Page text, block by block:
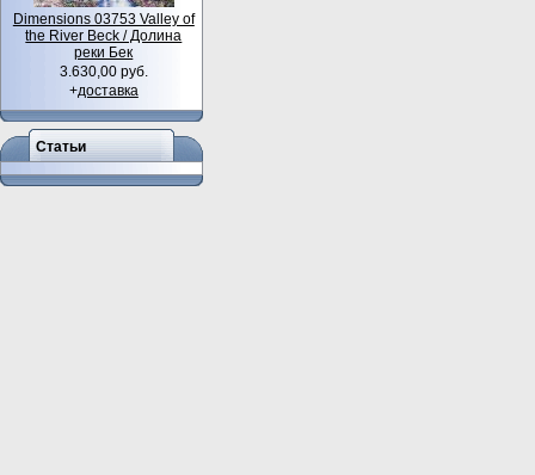
Dimensions 03753 Valley of
the River Beck / Долина
реки Бек
3.630,00 руб.
+доставка
Статьи